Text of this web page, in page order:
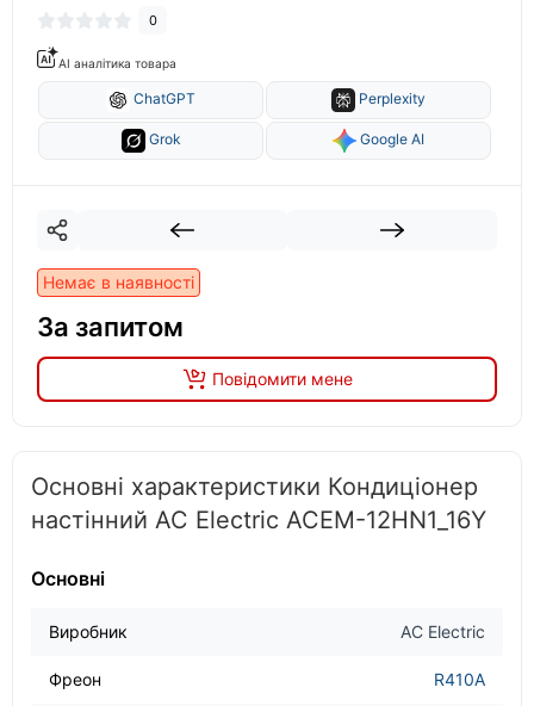
0
AI аналітика товара
ChatGPT Perplexity
Grok Google AI
Немає в наявності
За запитом
Повідомити мене
Основні характеристики Кондиціонер
настінний AC Electric ACEM-12HN1_16Y
Основні
Виробник AC Electric
Фреон R410A